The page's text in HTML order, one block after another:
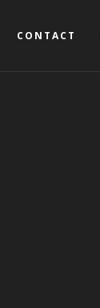
CONTACT